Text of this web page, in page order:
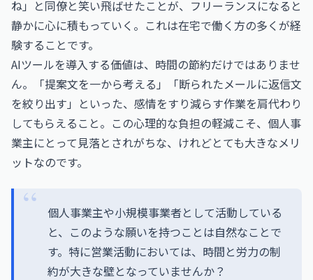
ね」と同僚と笑い飛ばせたことが、フリーランスになると
静かに心に積もっていく。これは在宅で働く方の多くが経
験することです。
AIツールを導入する価値は、時間の節約だけではありませ
ん。「提案文を一から考える」「断られたメールに返信文
を絞り出す」といった、感情をすり減らす作業を肩代わり
してもらえること。この心理的な負担の軽減こそ、個人事
業主にとって見落とされがちな、けれどとても大きなメリ
ットなのです。
個人事業主や小規模事業者として活動している
と、このような願いを持つことは自然なことで
す。特に営業活動においては、時間と労力の制
約が大きな壁となっていませんか？